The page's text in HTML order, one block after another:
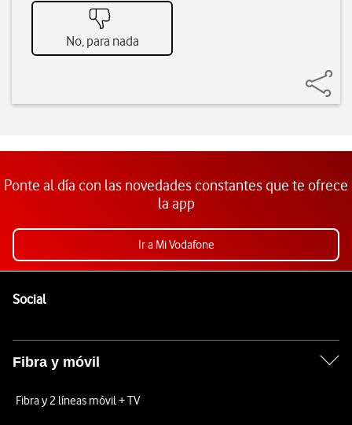
No, para nada
Ponte al día con las novedades constantes que te ofrece
la app
Ir a Mi Vodafone
SocialEnlaces a las redes sociales de Vodafone
Fibra y móvil
Fibra y 2 líneas móvil + TV